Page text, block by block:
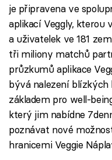
je připravena ve
aplikací Veggly, kterou
a uživatelek ve 181
tři miliony matchů
průzkumů aplikace
bývá nalezení blízkých
základem pro well-
který jim nabídne
poznávat nové
hranicemi Veggie